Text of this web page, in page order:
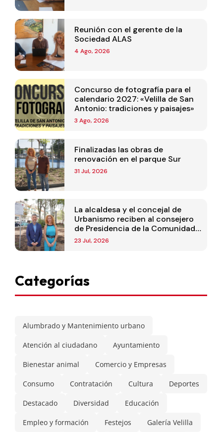
Reunión con el gerente de la
Sociedad ALAS
4 Ago, 2026
Concurso de fotografía para el
calendario 2027: «Velilla de San
Antonio: tradiciones y paisajes»
3 Ago, 2026
Finalizadas las obras de
renovación en el parque Sur
31 Jul, 2026
La alcaldesa y el concejal de
Urbanismo reciben al consejero
de Presidencia de la Comunidad
de Madrid
23 Jul, 2026
Categorías
Alumbrado y Mantenimiento urbano
Atención al ciudadano Ayuntamiento
Bienestar animal Comercio y Empresas
Consumo Contratación Cultura Deportes
Destacado Diversidad Educación
Empleo y formación Festejos Galería Velilla